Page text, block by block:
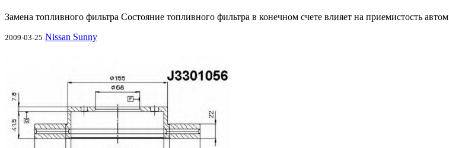
Замена топливного фильтра Состояние топливного фильтра в конечном счете влияет на приемистость автом
2009-03-25 Nissan Sunny